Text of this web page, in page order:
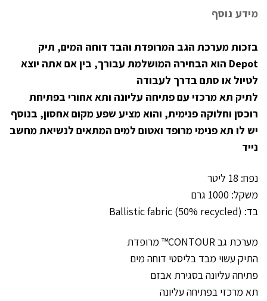
מידע נוסף
בזכות מערכת הגב המרופדת והבד דוחה המים, תיק
Depot הוא הבחירה המושלמת עבורך, בין אם אתה יוצא
לטיול או סתם בדרך לעבודה
לתיק תא מרכזי עם פתיחה עליונה ותא אחורי בפתיחת
רוכסן וחלוקה פנימית, והוא מציע שפע מקום אחסון, בנוסף
יש לו תא פנימי מרופד ואטום למים המתאים לנשיאת מחשב
נייד
נפח: 18 ליטר
משקל: 1000 גרם
בד: Ballistic fabric (50% recycled)
מערכת גב CONTOUR™ מרופדת
התיק עשוי מבד בליסטי דוחה מים
פתיחה עליונה בסגירת אבזם
תא מרכזי בפתיחה עליונה